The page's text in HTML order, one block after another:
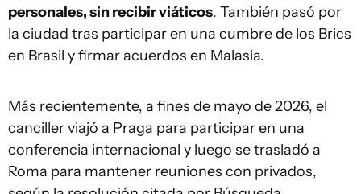
personales, sin recibir viáticos. También pasó por
la ciudad tras participar en una cumbre de los Brics
en Brasil y firmar acuerdos en Malasia.
Más recientemente, a fines de mayo de 2026, el
canciller viajó a Praga para participar en una
conferencia internacional y luego se trasladó a
Roma para mantener reuniones con privados,